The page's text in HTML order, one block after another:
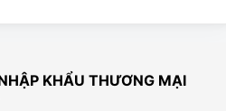
KHẨU THƯƠNG MẠI